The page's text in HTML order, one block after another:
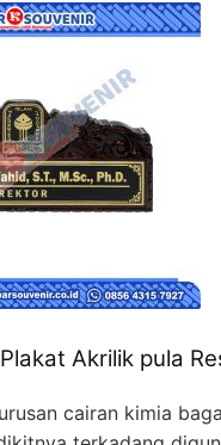
Akrilik pula
cairan kimia